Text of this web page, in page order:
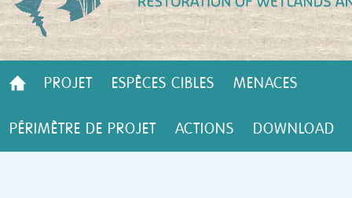
PROJET ESPÈCES CIBLES MENACES
PÉRIMÈTRE DE PROJET ACTIONS DOWNLOAD